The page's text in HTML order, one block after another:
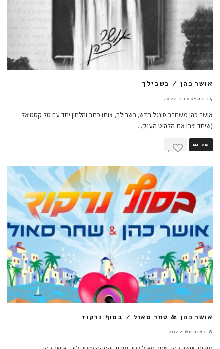
אושר כהן / בשבילך
14 בספטמבר 2022
אושר כהן משחרר סינגל חדש, בשבילך, אותו כתב והלחין יחד עם טל קסטיאל
(שיחד יצרו את הלהיט הענק...
אושר כהן
2
אושר כהן & שחר סאול / בסוף נרקוד
8 באוגוסט 2022